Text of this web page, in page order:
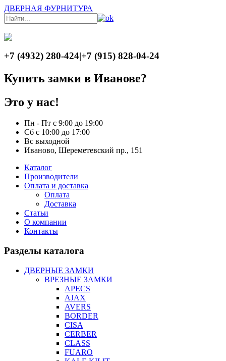
ДВЕРНАЯ ФУРНИТУРА
+7 (4932) 280-424|+7 (915) 828-04-24
Купить замки в Иванове?
Это у нас!
Пн - Пт с 9:00 до 19:00
Сб с 10:00 до 17:00
Вс выходной
Иваново, Шереметевский пр., 151
Каталог
Производители
Оплата и доставка
Оплата
Доставка
Статьи
О компании
Контакты
Разделы каталога
ДВЕРНЫЕ ЗАМКИ
ВРЕЗНЫЕ ЗАМКИ
APECS
AJAX
AVERS
BORDER
CISA
CERBER
CLASS
FUARO